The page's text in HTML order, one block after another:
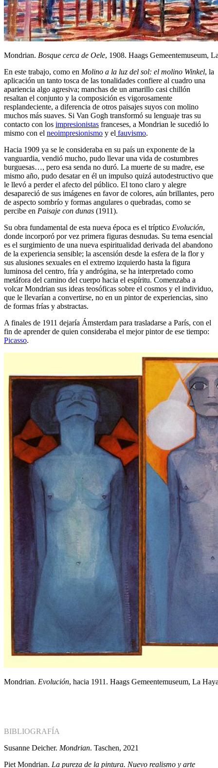
Mondrian. Bosque cerca de Oele, 1908. Haags Gemeentemuseum,
En este trabajo, como en Molino a la luz del sol: el molino Winkel, la
aplicación un tanto tosca de las tonalidades confiere al cuadro una
apariencia algo agresiva; manchas de un amarillo casi chillón
resaltan el conjunto y la composición es vigorosamente
resplandeciente, a diferencia de otros paisajes suyos con molino
muchos más suaves. Si Van Gogh transformó su lenguaje tras su
contacto con los impresionistas franceses, a Mondrian le sucedió lo
mismo con el neoimpresionismo y el fauvismo.
Hacia 1909 ya se le consideraba en su país un exponente de la
vanguardia, vendió mucho, pudo llevar una vida de costumbres
burguesas…, pero esa senda no duró. La muerte de su madre, ese
mismo año, pudo desatar en él un impulso quizá autodestructivo que
le llevó a perder el afecto del público. El tono claro y alegre
desapareció de sus imágenes en favor de colores, aún brillantes, pero
de aspecto sombrío y formas angulares o quebradas, como se
percibe en Paisaje con dunas (1911).
Su obra fundamental de esta nueva época es el tríptico Evolución,
donde incorporó por vez primera figuras desnudas. Su tema esencial
es el surgimiento de una nueva espiritualidad derivada del abandono
de la experiencia sensible; la ascensión desde la esfera de la flor y
sus alusiones sexuales en el extremo izquierdo hasta la figura
luminosa del centro, fría y andrógina, se ha interpretado como
metáfora del camino del cuerpo hacia el espíritu. Comenzaba a
volcar Mondrian sus ideas teosóficas sobre el cosmos y el individuo,
que le llevarían a convertirse, no en un pintor de experiencias, sino
de formas frías y abstractas.
A finales de 1911 dejaría Ámsterdam para trasladarse a París, con el
fin de aprender de quien consideraba el mejor pintor de ese tiempo:
Picasso.
Mondrian. Evolución, hacia 1911. Haags Gemeentemuseum, La
BIBLIOGRAFÍA
Susanne Deicher. Mondrian. Taschen, 2021
Piet Mondrian. La pureza de la pintura. Nuevo realismo y arte